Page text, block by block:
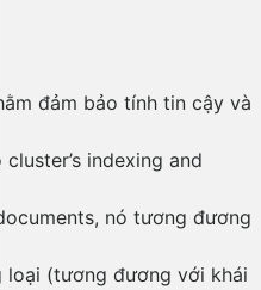
đảm bảo tính tin cậy và
indexing and
nó tương đương
loại (tương đương với khái